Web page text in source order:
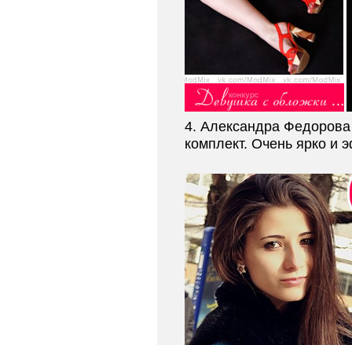
4. Александра
комплект. Очень ярко и